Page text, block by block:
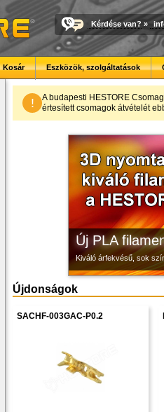
Kérdése van? »
Kosár Eszközök, szolgáltatások
!
A budapesti HESTORE
értesített csomagok átvételét
Új PLA
Kiváló árfekvésű, sok
Megbízható
Új, modern
Modulvilág
Fejlesztés, szórakozás
3D nyomtató
Kiváló minőségű,
Újdonságok
SACHF-003GAC-P0.2